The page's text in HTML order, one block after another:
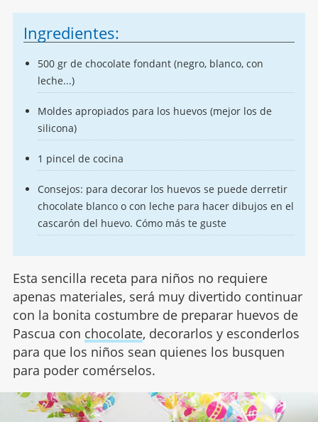
Ingredientes:
500 gr de chocolate fondant (negro, blanco, con
leche...)
Moldes apropiados para los huevos (mejor los de
silicona)
1 pincel de cocina
Consejos: para decorar los huevos se puede derretir
chocolate blanco o con leche para hacer dibujos en el
cascarón del huevo. Cómo más te guste
Esta sencilla receta para niños no requiere
apenas materiales, será muy divertido continuar
con la bonita costumbre de preparar huevos de
Pascua con chocolate, decorarlos y esconderlos
para que los niños sean quienes los busquen
para poder comérselos.